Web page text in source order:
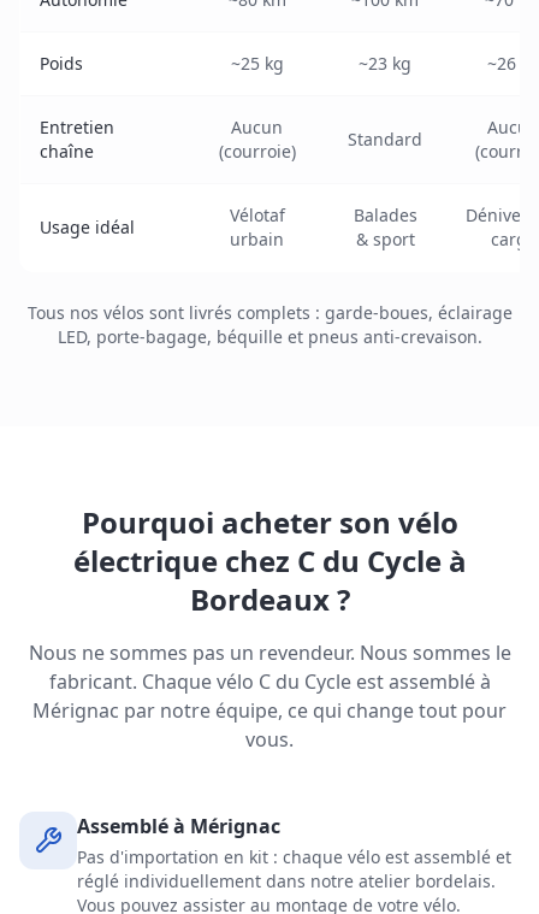
Poids ~25 kg ~23 kg ~26 kg
Entretien
chaîne
Aucun
(courroie)
Standard
Aucun
Usage idéal
Vélotaf
urbain
Balades
& sport
cargo
Tous nos vélos sont livrés complets : garde-boues, éclairage
LED, porte-bagage, béquille et pneus anti-crevaison.
Pourquoi acheter son vélo
électrique chez C du Cycle à
Bordeaux ?
Nous ne sommes pas un revendeur. Nous sommes le
fabricant. Chaque vélo C du Cycle est assemblé à
Mérignac par notre équipe, ce qui change tout pour
vous.
Assemblé à Mérignac
Pas d'importation en kit : chaque vélo est assemblé et
réglé individuellement dans notre atelier bordelais.
Vous pouvez assister au montage de votre vélo.